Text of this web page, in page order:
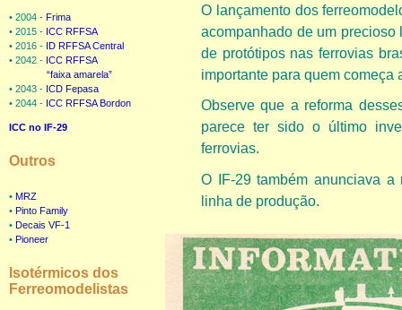
• 2004 - Frima
• 2015 - ICC RFFSA
• 2016 -
ID RFFSA Central
• 2042 - ICC RFFSA
“faixa amarela”
• 2043 - ICD Fepasa
• 2044 - ICC RFFSA Bordon
ICC no IF-29
Outros
• MRZ
• Pinto Family
• Decais VF-1
• Pioneer
Isotérmicos dos
Ferreomodelistas
O lançamento dos
acompanhado de um
de protótipos nas ferrovias
importante para quem
Observe que a reforma
parece ter sido o último
ferrovias.
O IF-29 também anunciava
linha de produção.